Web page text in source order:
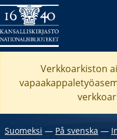
Verkkoarkiston
Suomeksi ― På svenska ―